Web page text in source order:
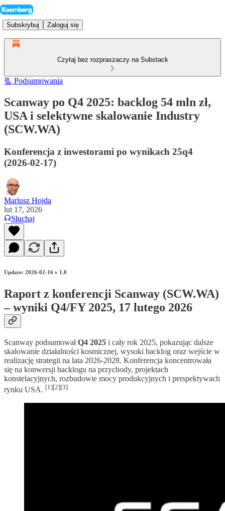
Subskrybuj Zaloguj się
Czytaj bez rozpraszaczy na Substack
📃 Podsumowania
Scanway po Q4 2025: backlog 54 mln zł,
USA i selektywne skalowanie Industry
(SCW.WA)
Konferencja z inwestorami po wynikach 25q4
(2026-02-17)
Mariusz Hojda
lut 17, 2026
Słuchaj
Update: 2026-02-16 v 1.0
Raport z konferencji Scanway (SCW.WA)
– wyniki Q4/FY 2025, 17 lutego 2026
Scanway podsumowałQ4 2025 i cały rok 2025, pokazując dalsze
skalowanie działalności kosmicznej, wysoki backlog oraz wejście w
realizację strategii na lata 2026-2028. Konferencja koncentrowała
się na konwersji backlogu na przychody, projektach
konstelacyjnych, rozbudowie mocy produkcyjnych i perspektywach
rynku USA. [1][2][3]